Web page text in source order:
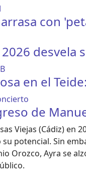
con
desvela
en el
de
Viejas (Cádiz)
potencial. Sin
Orozco, Ayra se